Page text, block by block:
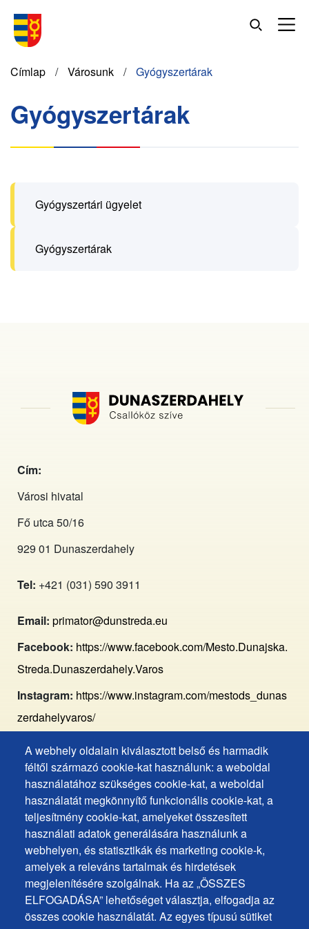
A webhely oldalain kiválasztott belső és harmadik
féltől származó cookie-kat használunk: a weboldal
használatához szükséges cookie-kat, a weboldal
használatát megkönnyítő funkcionális cookie-kat, a
teljesítmény cookie-kat, amelyeket összesített
használati adatok generálására használunk a
webhelyen, és statisztikák és marketing cookie-k,
amelyek a releváns tartalmak és hirdetések
megjelenítésére szolgálnak. Ha az „ÖSSZES
ELFOGADÁSA” lehetőséget választja, elfogadja az
összes cookie használatát. Az egyes típusú sütiket
tartalomra
Morzsa
Címlap Városunk Gyógyszertárak
Gyógyszertárak
Gyógyszertári ügyelet
Gyógyszertárak
Cím:
Városi hivatal
Fő utca 50/16
929 01 Dunaszerdahely
Tel: +421 (031) 590 3911
Email: primator@dunstreda.eu
Facebook: https://www.facebook.com/Mesto.Dunajska.
Streda.Dunaszerdahely.Varos
Instagram: https://www.instagram.com/mestods_dunas
zerdahelyvaros/
Footer
Elérhetőségek
Footer
Cookies
+
ochrana
osobných
udajov
Hozzáférhetőségi nyilatkozat
Gyakran ismételt kérdések
Személyes adatok védelme
Sütik használata
Sütik beállítások
Javaslatok és visszajelzések